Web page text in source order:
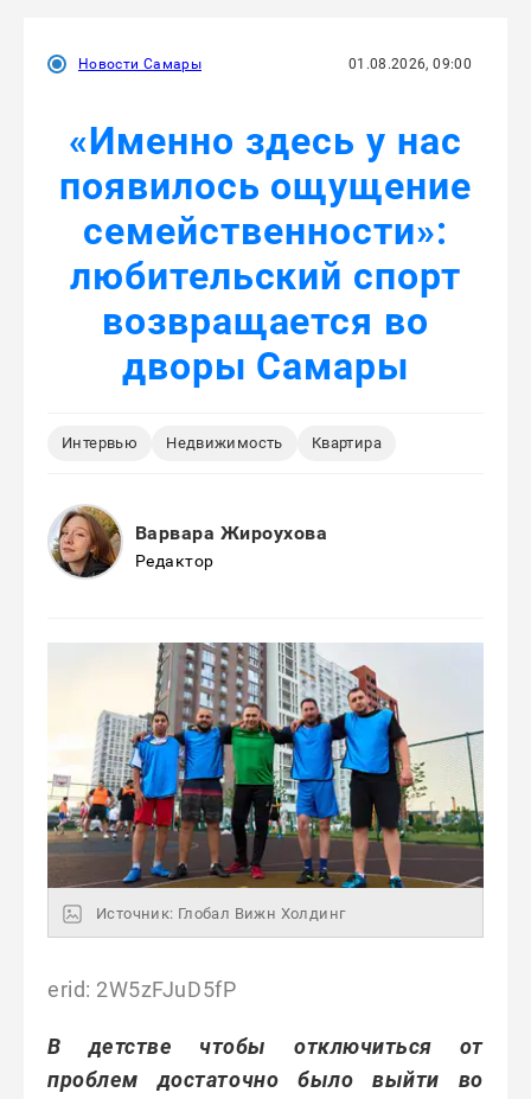
Новости Самары 01.08.2026, 09:00
«Именно здесь у нас
появилось ощущение
семейственности»:
любительский спорт
возвращается во
дворы Самары
Интервью Недвижимость Квартира
Варвара Жироухова
Редактор
Источник: Глобал Вижн Холдинг
erid: 2W5zFJuD5fP
В детстве чтобы отключиться от
проблем достаточно было выйти во